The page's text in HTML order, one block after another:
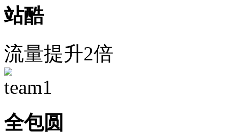
站酷
流量提升2倍
全包圆